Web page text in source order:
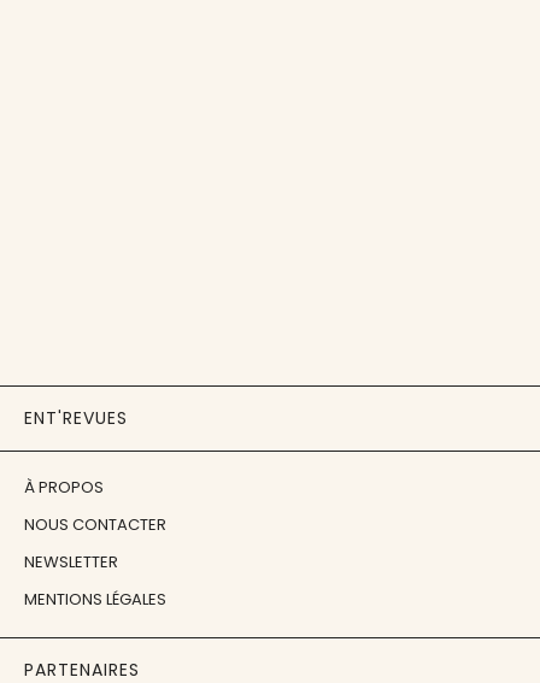
ENT'REVUES
À PROPOS
NOUS CONTACTER
NEWSLETTER
MENTIONS LÉGALES
PARTENAIRES